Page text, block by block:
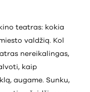
teatras: kokia
valdžią. Kol
nereikalingas,
kaip
augame. Sunku,